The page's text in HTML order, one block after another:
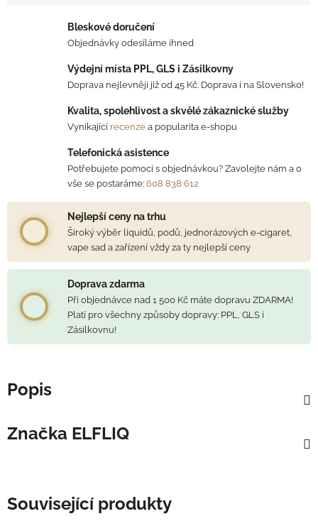
Bleskové doručení
Objednávky odesíláme ihned
Výdejní místa PPL, GLS i Zásilkovny
Doprava nejlevněji již od 45 Kč. Doprava i na Slovensko!
Kvalita, spolehlivost a skvělé zákaznické služby
Vynikající recenze a popularita e-shopu
Telefonická asistence
Potřebujete pomoci s objednávkou? Zavolejte nám a o
vše se postaráme: 608 838 612
Nejlepší ceny na trhu
Široký výběr liquidů, podů, jednorázových e-cigaret,
vape sad a zařízení vždy za ty nejlepší ceny
Doprava zdarma
Při objednávce nad 1 500 Kč máte dopravu ZDARMA!
Platí pro všechny způsoby dopravy: PPL, GLS i
Zásilkovnu!
Popis
Značka ELFLIQ
Související produkty